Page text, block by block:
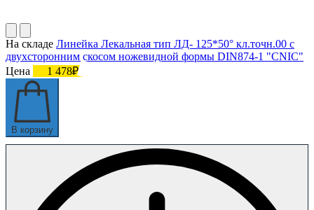
На складе Линейка Лекальная тип ЛД- 125*50° кл.точн.00 с
двухсторонним скосом ножевидной формы DIN874-1 "CNIC"
Цена
1 478₽
В корзину